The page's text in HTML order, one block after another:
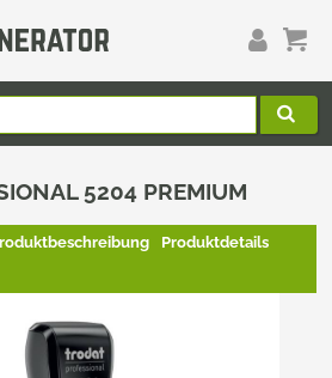
5204 PREMIUM
Produktdetails